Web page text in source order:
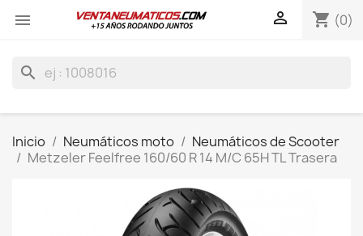
 shopping_cart (0)

search
Inicio Neumáticos moto
Neumáticos de Scooter
Metzeler Feelfree 160/60 R 14 M/C 65H TL Trasera